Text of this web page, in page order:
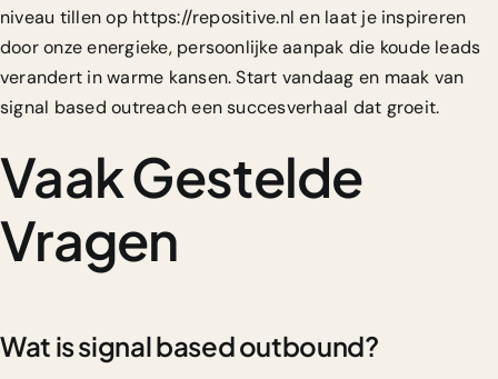
niveau tillen op https://repositive.nl en laat je inspireren
door onze energieke, persoonlijke aanpak die koude leads
verandert in warme kansen. Start vandaag en maak van
signal based outreach een succesverhaal dat groeit.
Vaak Gestelde
Vragen
Wat is signal based outbound?